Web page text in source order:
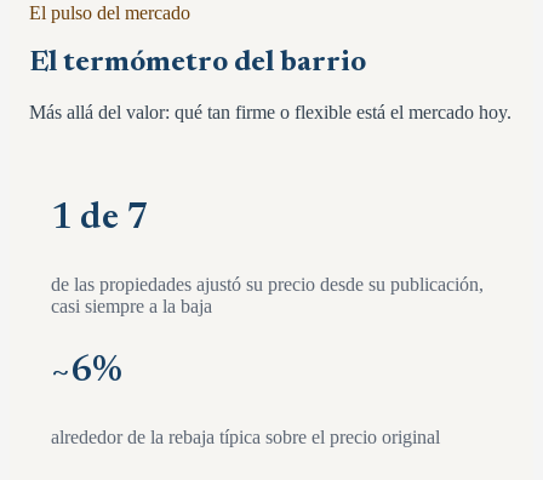
El pulso del mercado
El termómetro del barrio
Más allá del valor: qué tan firme o flexible está el mercado hoy.
1 de 7
de las propiedades ajustó su precio desde su publicación,
casi siempre a la baja
~6%
alrededor de la rebaja típica sobre el precio original